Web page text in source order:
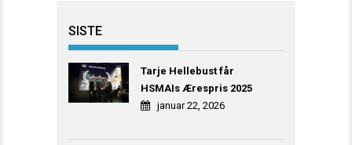
SISTE
Tarje Hellebust får
HSMAIs Ærespris 2025
januar 22, 2026